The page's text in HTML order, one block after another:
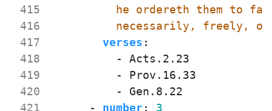
415
416
417
418
419
420
421
necessarily, freely,
verses :
- Acts.2.23
- Prov.16.33
- Gen.8.22
- number: 3